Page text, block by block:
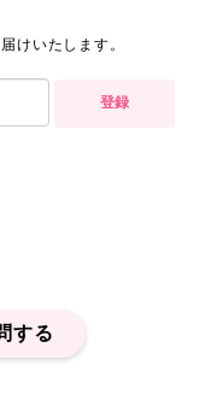
けいたします。
登録
する